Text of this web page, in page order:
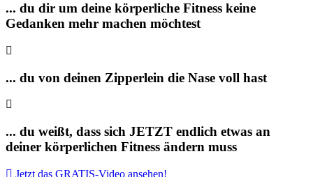
... du dir um deine körperliche Fitness keine
Gedanken mehr machen möchtest
... du von deinen Zipperlein die Nase voll hast
... du weißt, dass sich JETZT endlich etwas an
deiner körperlichen Fitness ändern muss
Jetzt das GRATIS-Video ansehen!